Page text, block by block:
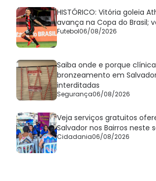
HISTÓRICO: Vitória goleia
avança na Copa do Brasil;
Futebol06/08/2026
Saiba onde e porque
bronzeamento em
interditadas
Segurança06/08/2026
Veja serviços gratuitos
Salvador nos Bairros neste
Cidadania06/08/2026